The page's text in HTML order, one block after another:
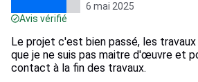
6 mai 2025
Avis vérifié
Le projet c'est bien passé, les
que je ne suis pas maitre d'œuvre et
contact à la fin des travaux.